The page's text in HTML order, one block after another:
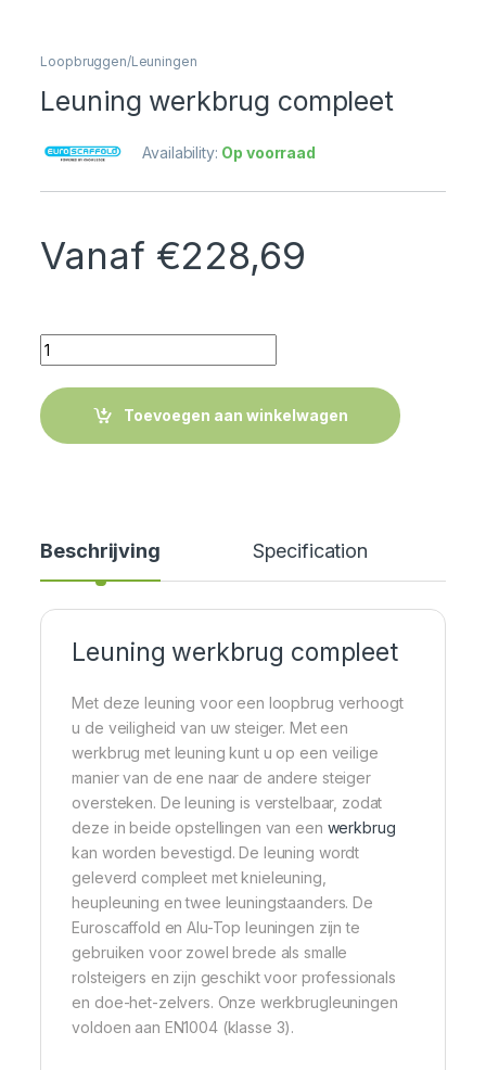
Loopbruggen/Leuningen
Leuning werkbrug compleet
Availability: Op voorraad
Vanaf €228,69
Quantity
Toevoegen aan winkelwagen
Beschrijving Specification
Leuning werkbrug compleet
Met deze leuning voor een loopbrug verhoogt
u de veiligheid van uw steiger. Met een
werkbrug met leuning kunt u op een veilige
manier van de ene naar de andere steiger
oversteken. De leuning is verstelbaar, zodat
deze in beide opstellingen van een werkbrug
kan worden bevestigd. De leuning wordt
geleverd compleet met knieleuning,
heupleuning en twee leuningstaanders. De
Euroscaffold en Alu-Top leuningen zijn te
gebruiken voor zowel brede als smalle
rolsteigers en zijn geschikt voor professionals
en doe-het-zelvers. Onze werkbrugleuningen
voldoen aan EN1004 (klasse 3).